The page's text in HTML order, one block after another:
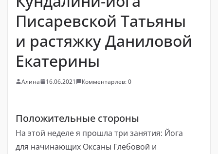
Писаревской Татьяны
и растяжку Даниловой
Екатерины
Алина 16.06.2021 Комментариев: 0
Положительные стороны
На этой неделе я прошла три занятия: Йога
для начинающих Оксаны Глебовой и